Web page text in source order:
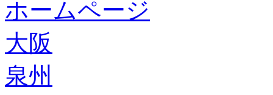
ホームページ
大阪
泉州